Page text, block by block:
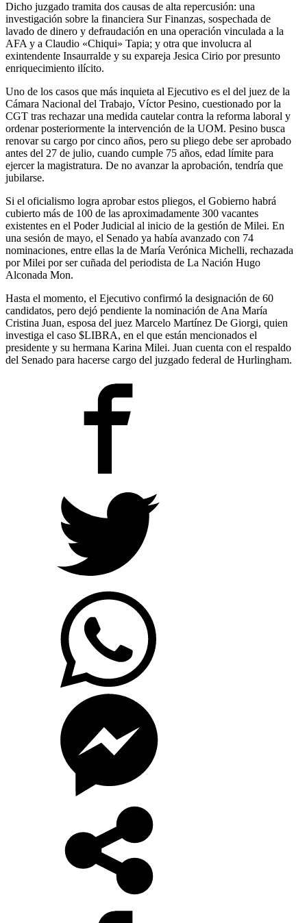
Dicho juzgado tramita dos causas de alta repercusión: una
investigación sobre la financiera Sur Finanzas, sospechada de
lavado de dinero y defraudación en una operación vinculada a la
AFA y a Claudio «Chiqui» Tapia; y otra que involucra al
exintendente Insaurralde y su expareja Jesica Cirio por presunto
enriquecimiento ilícito.
Uno de los casos que más inquieta al Ejecutivo es el del juez de la
Cámara Nacional del Trabajo, Víctor Pesino, cuestionado por la
CGT tras rechazar una medida cautelar contra la reforma laboral y
ordenar posteriormente la intervención de la UOM. Pesino busca
renovar su cargo por cinco años, pero su pliego debe ser aprobado
antes del 27 de julio, cuando cumple 75 años, edad límite para
ejercer la magistratura. De no avanzar la aprobación, tendría que
jubilarse.
Si el oficialismo logra aprobar estos pliegos, el Gobierno habrá
cubierto más de 100 de las aproximadamente 300 vacantes
existentes en el Poder Judicial al inicio de la gestión de Milei. En
una sesión de mayo, el Senado ya había avanzado con 74
nominaciones, entre ellas la de María Verónica Michelli, rechazada
por Milei por ser cuñada del periodista de La Nación Hugo
Alconada Mon.
Hasta el momento, el Ejecutivo confirmó la designación de 60
candidatos, pero dejó pendiente la nominación de Ana María
Cristina Juan, esposa del juez Marcelo Martínez De Giorgi, quien
investiga el caso $LIBRA, en el que están mencionados el
presidente y su hermana Karina Milei. Juan cuenta con el respaldo
del Senado para hacerse cargo del juzgado federal de Hurlingham.